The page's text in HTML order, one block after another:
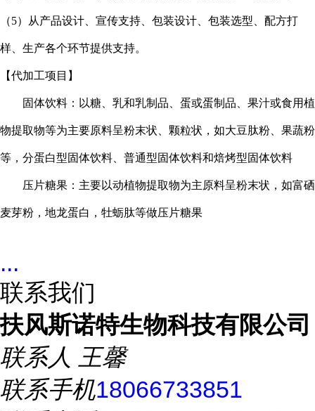
（5）从产品设计、宣传支持、包装设计、包装选型、配方打
样、生产各个环节提供支持。
【代加工项目】
固体饮料：以糖、乳和乳制品、蛋或蛋制品、果汁或食用植
物提取物等为主要原料呈粉末状、颗粒状，如大豆肽粉、果蔬粉
等，分蛋白型固体饮料、普通型固体饮料和焙烤型固体饮料
压片糖果：主要以动植物提取物为主原料呈粉末状，如富硒
麦芽粉，地龙蛋白，牡蛎肽等做压片糖果
...
联系我们
扶风斯诺特生物科技有限公司
联系人 王馨
联系手机18066733851